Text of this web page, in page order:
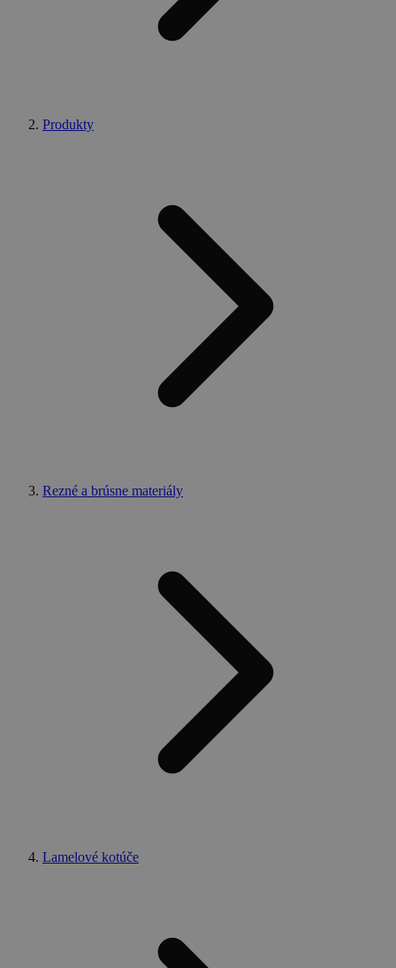
Produkty
Rezné a brúsne materiály
Lamelové kotúče